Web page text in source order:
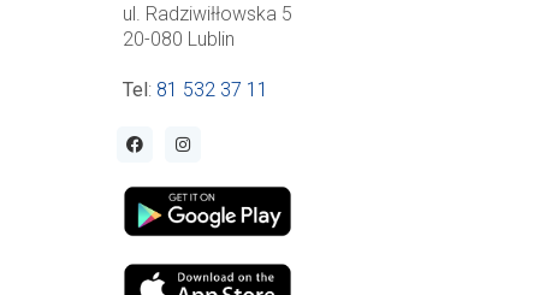
ul. Radziwiłłowska 5
20-080 Lublin
Tel: 81 532 37 11